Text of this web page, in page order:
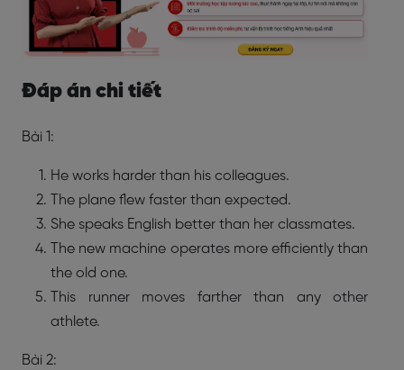
Đáp án chi tiết
Bài 1:
He works harder than his colleagues.
The plane flew faster than expected.
She speaks English better than her classmates.
The new machine operates more efficiently than
the old one.
This runner moves farther than any other
athlete.
Bài 2: